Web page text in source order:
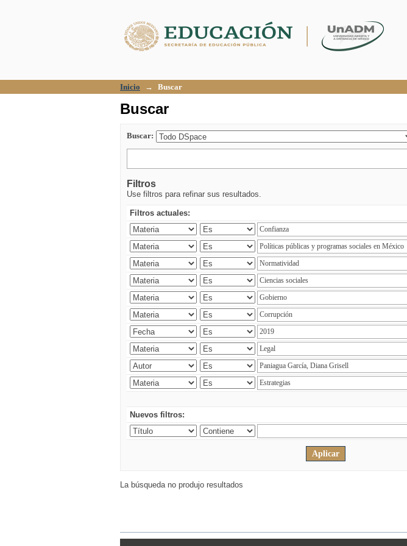
Inicio → Buscar
Buscar
Buscar:
Filtros
Use filtros para refinar sus resultados.
Filtros actuales:
Nuevos filtros:
La búsqueda no produjo resultados